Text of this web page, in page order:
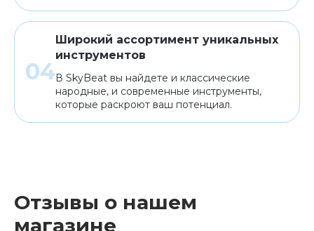
Широкий ассортимент уникальных
инструментов
В SkyBeat вы найдете и классические
народные, и современные инструменты,
которые раскроют ваш потенциал.
Отзывы о нашем
магазине